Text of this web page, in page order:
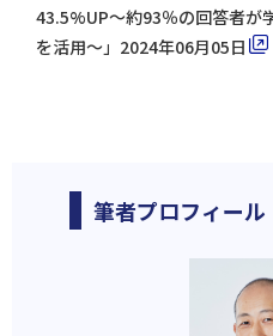
43.5%UP～約93％の回答者が
を活用～」2024年06月05日
筆者プロフィール